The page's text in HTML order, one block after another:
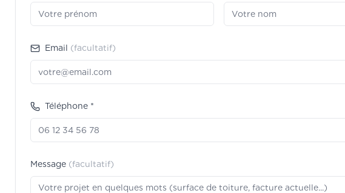
Email (facultatif)
Téléphone *
Message (facultatif)